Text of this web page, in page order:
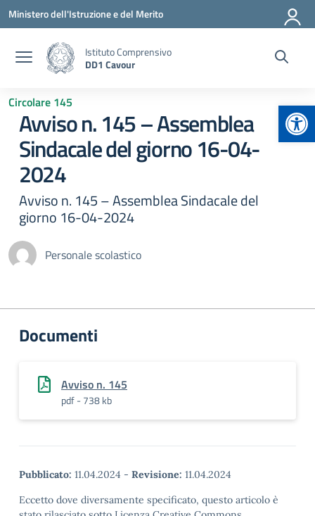
Vai ai contenuti
Vai al menu di navigazione
Vai al footer
Ministero dell'Istruzione e del Merito
Istituto Comprensivo
DD1 Cavour
Circolare 145
Avviso n. 145 – Assemblea
Sindacale del giorno 16-04-
2024
Avviso n. 145 – Assemblea Sindacale del
giorno 16-04-2024
Personale scolastico
Documenti
Avviso n. 145
pdf - 738 kb
Pubblicato: 11.04.2024 - Revisione: 11.04.2024
Eccetto dove diversamente specificato, questo articolo è